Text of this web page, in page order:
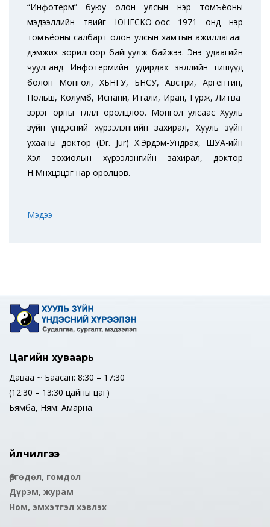
“Инфотерм” буюу олон улсын нэр томъёоны
мэдээллийн төвийг ЮНЕСКО-оос 1971 онд нэр
томъёоны салбарт олон улсын хамтын ажиллагааг
дэмжих зорилгоор байгуулж байжээ. Энэ удаагийн
чуулганд Инфотермийн удирдах зөвлөлийн гишүүд
болон Монгол, ХБНГУ, БНСУ, Австри, Аргентин,
Польш, Колумб, Испани, Итали, Иран, Гүрж, Литва
зэрэг орны төлөөлөл оролцлоо. Монгол улсаас Хууль
зүйн үндэсний хүрээлэнгийн захирал, Хууль зүйн
ухааны доктор (Dr. Jur) Х.Эрдэм-Ундрах, ШУА-ийн
Хэл зохиолын хүрээлэнгийн захирал, доктор
Н.Мөнхцэцэг нар оролцов.
Мэдээ
Цагийн хуваарь
Даваа ~ Баасан: 8:30 – 17:30
(12:30 – 13:30 цайны цаг)
Бямба, Ням: Амарна.
Үйлчилгээ
Өргөдөл, гомдол
Дүрэм, журам
Ном, эмхэтгэл хэвлэх